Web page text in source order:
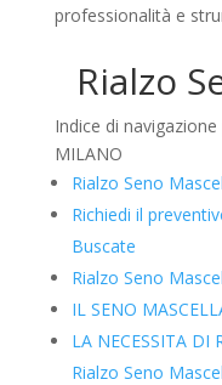
professionalità e
Rialzo
Indice di
MILANO
Rialzo Seno
Richiedi il
Buscate
Rialzo Seno
IL SENO
LA NECESSITA DI
Rialzo Seno